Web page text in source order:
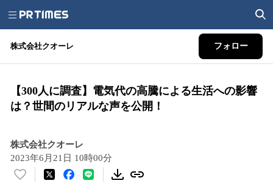
株式会社クオーレ フォロー
【300人に調査】電気代の高騰による生活への影響
は？世間のリアルな声を公開！
株式会社クオーレ
2023年6月21日 10時00分
い